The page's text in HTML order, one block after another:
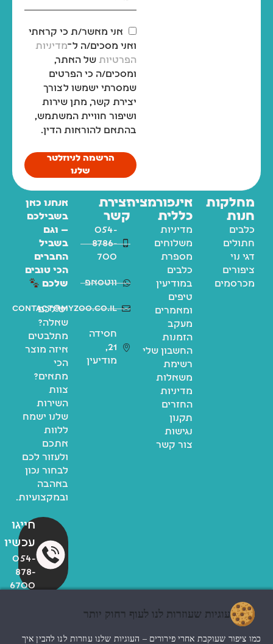
אני מאשר/ת כי קראתי
ואני מסכים/ה ל־מדיניות
הפרטיות של האתר,
ומסכים/ה כי הפרטים
שמסרתי ישמשו לצורך
יצירת קשר, מתן שירות
ושיפור חוויית המשתמש,
בהתאם להוראות הדין.
הרשמה לניוזלטר
שלנו
מחלקות
חנות
כלבים
חתולים
דגי נוי
ציפורים
מכרסמים
אינפורמציה
כללית
מדיניות
משלוחים
מספרת
כלבים
במודיעין
טיפים
ומאמרים
מעקב
הזמנות
החשבון שלי
רשימת
משאלות
מדיניות
החזרים
תקנון
נגישות
צור קשר
יצירת
קשר
054-
8786-
700
ווטסאפ
contact@myzoo.co.il
חסידה
21,
מודיעין
אנחנו כאן
בשבילכם
— וגם
בשביל
החברים
הכי טובים
שלכם
יש לכם
שאלה?
מתלבטים
איזה מוצר
הכי
מתאים?
צוות
השירות
שלנו ישמח
ללוות
אתכם
ולעזור לכם
לבחור נכון
באהבה
ובמקצועיות.
חייגו
עכשיו
054-
878-
6700
© כל הזכויות שמורות לzoo
עוגיות שעוזרות לנו לעוף רחוק יותר
כמו ציפור שעוקבת אחרי פירורים – העוגיות שלנו עוזרות לנו להבין איך